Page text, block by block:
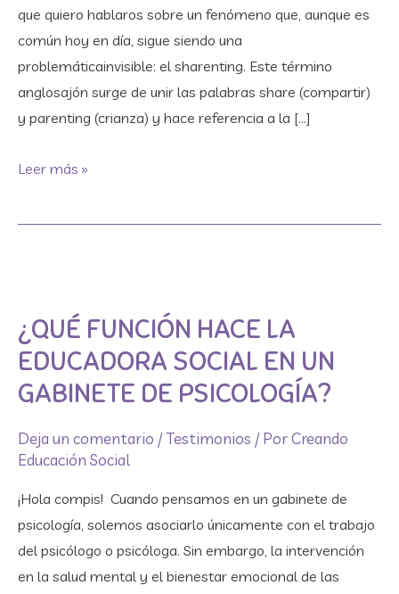
que quiero hablaros sobre un fenómeno que, aunque es
común hoy en día, sigue siendo una
problemáticainvisible: el sharenting. Este término
anglosajón surge de unir las palabras share (compartir)
y parenting (crianza) y hace referencia a la […]
Leer más »
¿QUÉ FUNCIÓN HACE LA
EDUCADORA SOCIAL EN UN
GABINETE DE PSICOLOGÍA?
Deja un comentario /Testimonios / PorCreando
Educación Social
¡Hola compis! Cuando pensamos en un gabinete de
psicología, solemos asociarlo únicamente con el trabajo
del psicólogo o psicóloga. Sin embargo, la intervención
en la salud mental y el bienestar emocional de las
hace
la
Social
en
un
de
PSICOLOGÍA?